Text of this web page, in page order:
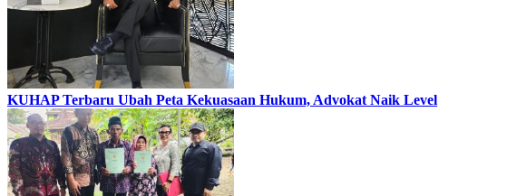
KUHAP Terbaru Ubah Peta Kekuasaan Hukum, Advokat Naik Level